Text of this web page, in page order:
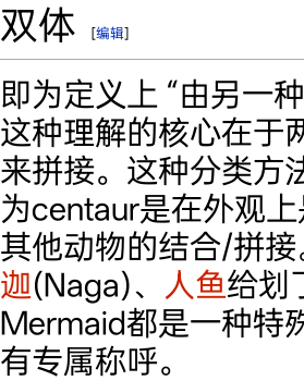
双体 [编辑]
即为定义上 “由另一
这种理解的核心在于
来拼接。这种分类方
为centaur是在外观
其他动物的结合/拼
迦(Naga)、 人鱼给划
Mermaid都是一种特
有专属称呼。